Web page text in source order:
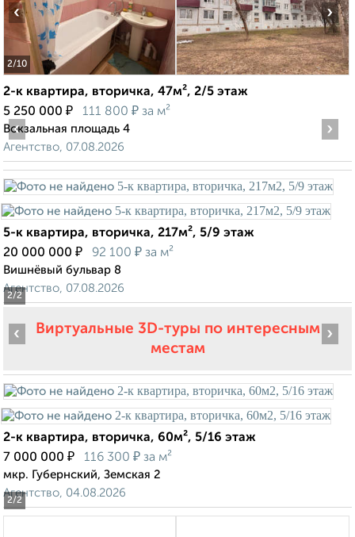
2/10
‹ ›
2-к квартира, вторичка, 47м², 2/5 этаж
5 250 000 ₽ 111 800 ₽ за м²
Вокзальная площадь 4
Агентство, 07.08.2026
2/2
‹ ›
5-к квартира, вторичка, 217м², 5/9 этаж
20 000 000 ₽ 92 100 ₽ за м²
Вишнёвый бульвар 8
Агентство, 07.08.2026
Виртуальные 3D-туры по интересным
местам
2/2
‹ ›
2-к квартира, вторичка, 60м², 5/16 этаж
7 000 000 ₽ 116 300 ₽ за м²
мкр. Губернский, Земская 2
Агентство, 04.08.2026